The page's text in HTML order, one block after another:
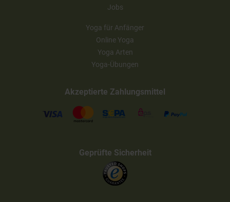
Jobs
Yoga für Anfänger
Online Yoga
Yoga Arten
Yoga-Übungen
Akzeptierte Zahlungsmittel
Geprüfte Sicherheit